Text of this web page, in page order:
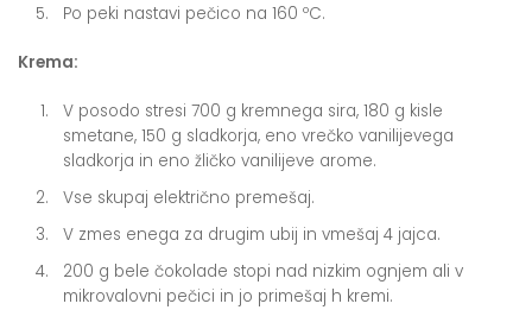
Po peki nastavi pečico na 160 ºC.
Krema:
V posodo stresi 700 g kremnega sira, 180 g kisle
smetane, 150 g sladkorja, eno vrečko vanilijevega
sladkorja in eno žličko vanilijeve arome.
Vse skupaj električno premešaj.
V zmes enega za drugim ubij in vmešaj 4 jajca.
200 g bele čokolade stopi nad nizkim ognjem ali v
mikrovalovni pečici in jo primešaj h kremi.